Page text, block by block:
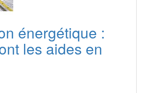
énergétique :
les aides en